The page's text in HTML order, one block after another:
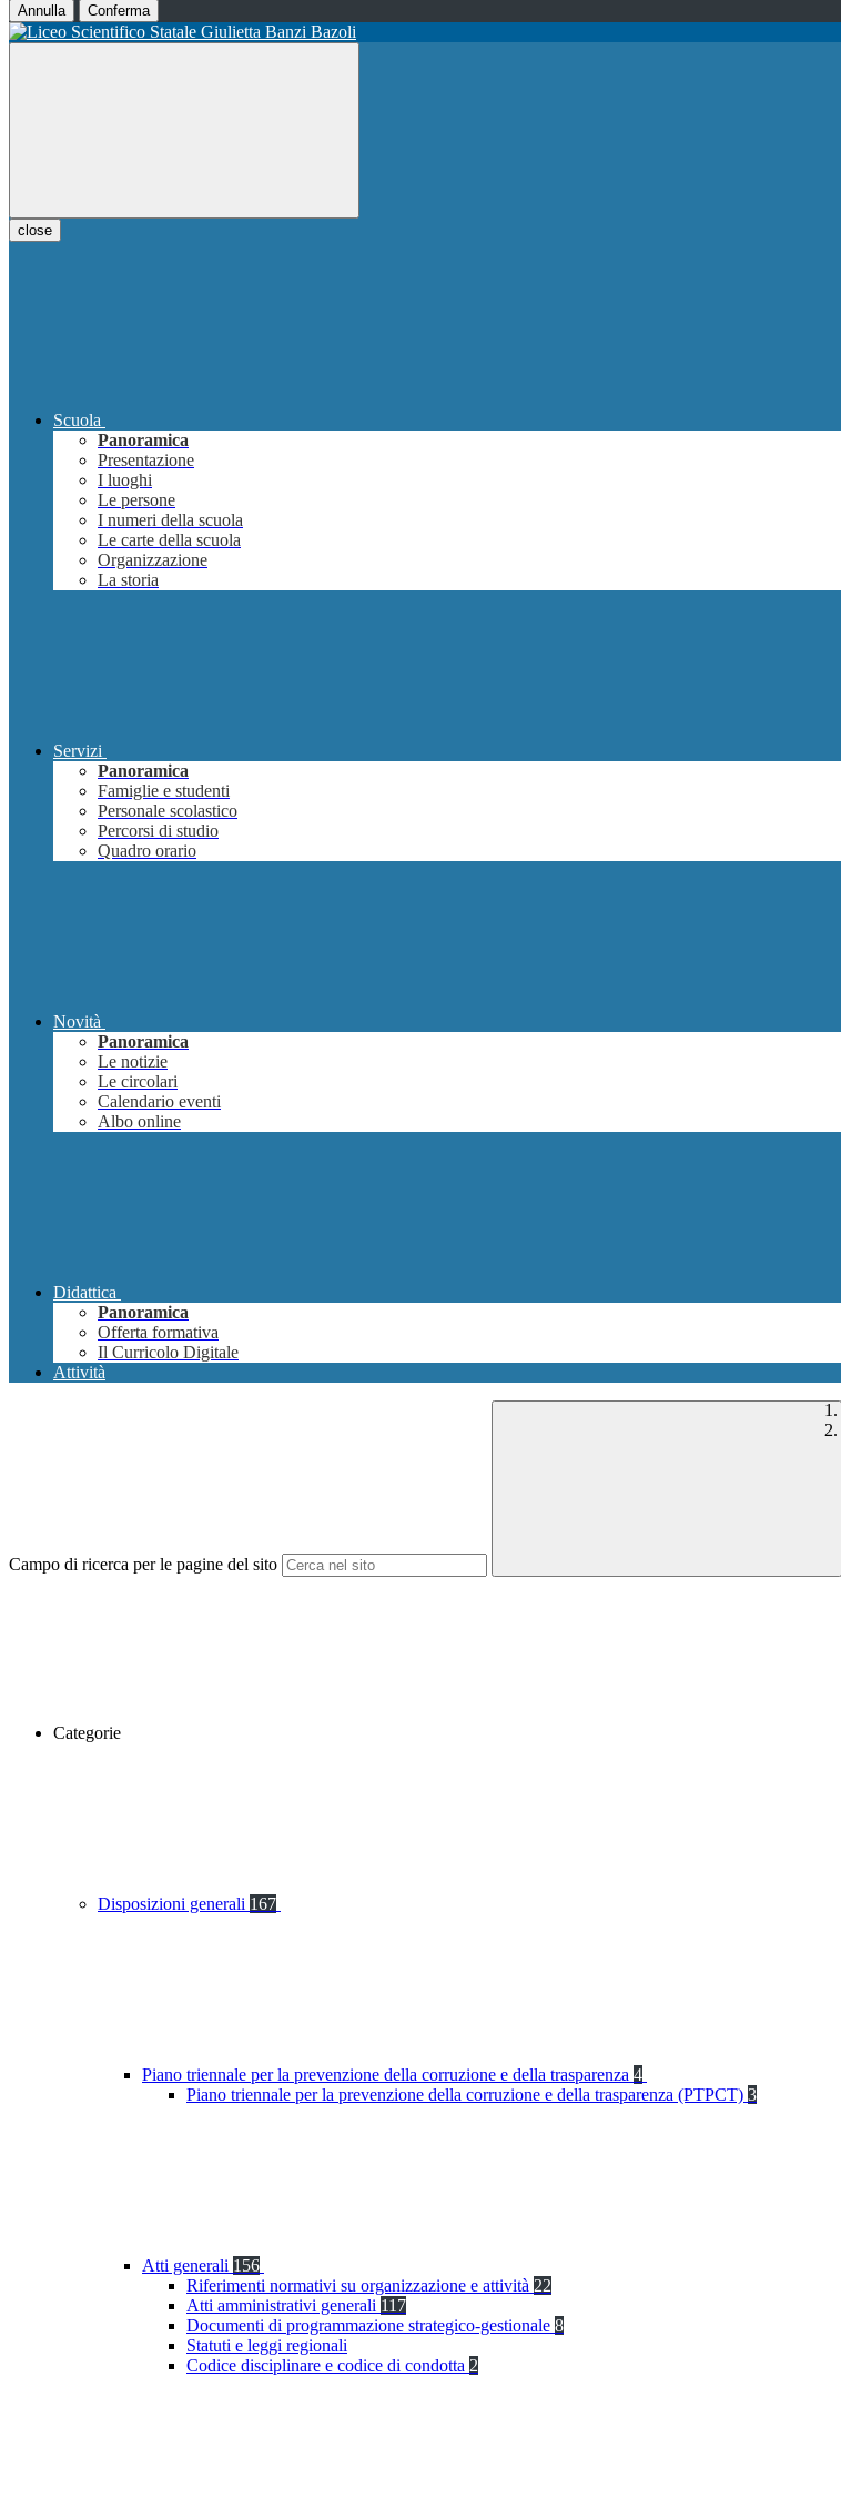
Annulla Conferma
close
Scuola
Panoramica
Presentazione
I luoghi
Le persone
I numeri della scuola
Le carte della scuola
Organizzazione
La storia
Servizi
Panoramica
Famiglie e studenti
Personale scolastico
Percorsi di studio
Quadro orario
Novità
Panoramica
Le notizie
Le circolari
Calendario eventi
Albo online
Didattica
Panoramica
Offerta formativa
Il Curricolo Digitale
Attività
Campo di ricerca per le pagine del sito
Categorie
Disposizioni generali 167
Piano triennale per la prevenzione della corruzione e della trasparenza 4
Piano triennale per la prevenzione della corruzione e della trasparenza (PTPCT) 3
Atti generali 156
Riferimenti normativi su organizzazione e attività 22
Atti amministrativi generali 117
Documenti di programmazione strategico-gestionale 8
Statuti e leggi regionali
Codice disciplinare e codice di condotta 2